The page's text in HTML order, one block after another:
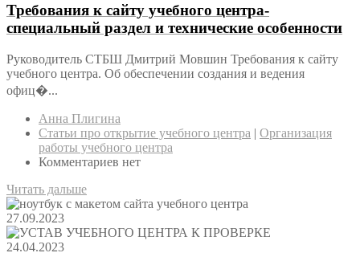
Требования к сайту учебного центра-
специальный раздел и технические особенности
Руководитель СТБШ Дмитрий Мовшин Требования к сайту
учебного центра. Об обеспечении создания и ведения
офиц�...
Анна Плигина
Статьи про открытие учебного центра | Организация
работы учебного центра
Комментариев нет
Читать дальше
27.09.2023
24.04.2023